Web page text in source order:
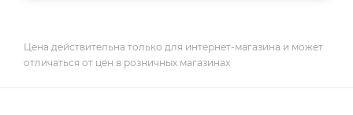
Цена действительна только для интернет-магазина и может
отличаться от цен в розничных магазинах